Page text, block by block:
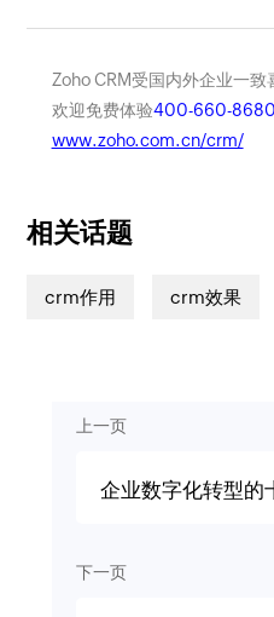
Zoho CRM受国内外企业一致
欢迎免费体验400-660-8680
www.zoho.com.cn/crm/
相关话题
crm作用 crm效果
上一页
企业数字化转型的
下一页